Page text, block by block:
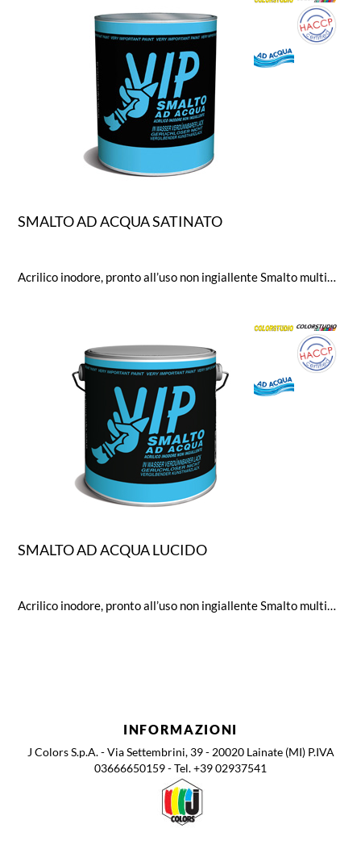
SMALTO AD ACQUA SATINATO
Acrilico inodore, pronto all’uso non ingiallente Smalto multimpiego, per interni ed esterni, ottima aderenza su legno, ferro, muri, alluminio, lamiera zincata, P.V.C. ed altri supporti previa opportuna preparazione del fondo. Brillantezza (Glossmetro a 60°): 35
SMALTO AD ACQUA LUCIDO
Acrilico inodore, pronto all’uso non ingiallente Smalto multimpiego, per interni ed esterni, ottima aderenza su legno, ferro, muri, alluminio, lamiera zincata, P.V.C. ed altri supporti previa opportuna preparazione del fondo. Brillantezza (Glossmetro a 60°): 80
INFORMAZIONI
J Colors S.p.A. - Via Settembrini, 39 - 20020 Lainate (MI) P.IVA
03666650159 - Tel. +39 02937541